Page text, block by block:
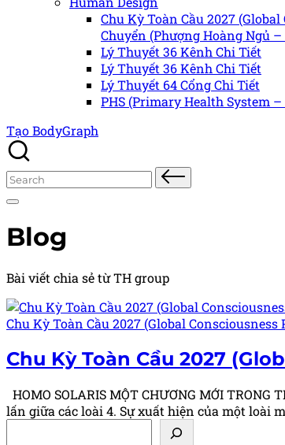
Chu Kỳ Toàn Cầu 2027
Chuyển (Phượng Hoàng Ngủ
Lý Thuyết 36 Kênh Chi Tiết
Lý Thuyết 36 Kênh Chi Tiết
Lý Thuyết 64 Cổng Chi Tiết
PHS (Primary Health System
Tạo BodyGraph
Search
for:
Blog
Bài viết chia sẻ từ TH group
Posted
Chu Kỳ Toàn Cầu 2027 (Global Consciousness
Chu Kỳ Toàn Cầu 2027
HOMO SOLARIS MỘT CHƯƠNG MỚI
lấn giữa các loài 4. Sự xuất hiện của một loài